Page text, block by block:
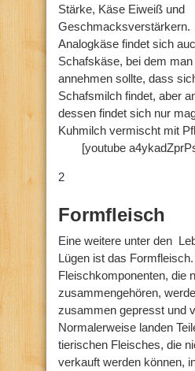
Stärke, Käse Eiweiß und
Geschmacksverstärkern.
Analogkäse findet sich
Schafskäse, bei dem
annehmen sollte, dass
Schafsmilch findet, aber
dessen findet sich nur
Kuhmilch vermischt mit
[youtube
2
Formfleisch
Eine weitere unter den
Lügen ist das Formfleisch.
Fleischkomponenten, die
zusammengehören,
zusammen gepresst und
Normalerweise landen
tierischen Fleisches, die
verkauft werden können,